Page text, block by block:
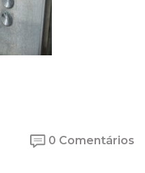
0 Comentários